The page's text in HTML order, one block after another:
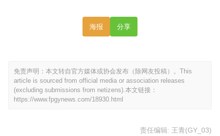
海报 分享
免责声明：本文转自官方媒体或协会发布（除网友投稿）。This
article is sourced from official media or association releases
(excluding submissions from netizens).本文链接：
https://www.fpgynews.com/18930.html
责任编辑: 王青(GY_03)